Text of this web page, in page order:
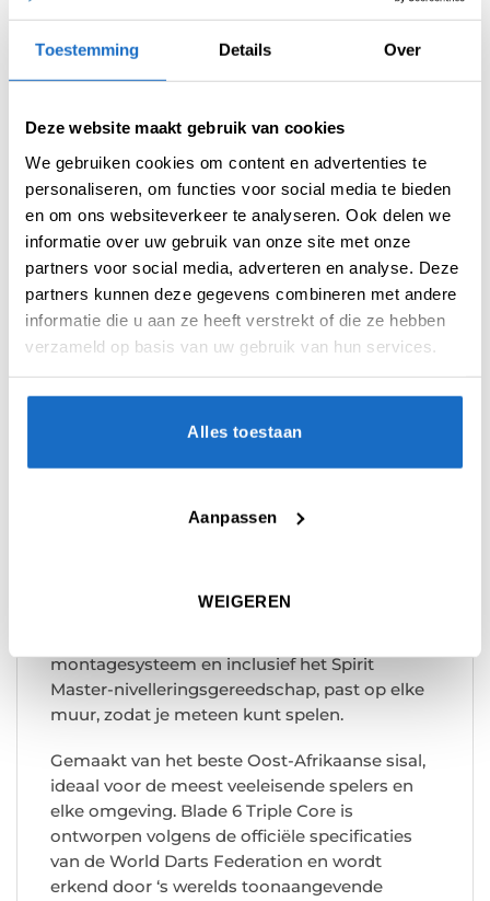
Toestemming Details Over
Deze website maakt gebruik van cookies
We gebruiken cookies om content en advertenties te
personaliseren, om functies voor social media te bieden
en om ons websiteverkeer te analyseren. Ook delen we
informatie over uw gebruik van onze site met onze
partners voor social media, adverteren en analyse. Deze
partners kunnen deze gegevens combineren met andere
informatie die u aan ze heeft verstrekt of die ze hebben
verzameld op basis van uw gebruik van hun services.
Alles toestaan
Aanpassen
WEIGEREN
De Triple Core Carbon heeft een geheel nieuw
gepatenteerd systeem met een naadloos
sisal. Het ultieme in dartbordconstructie, met
dartretentie en maximale score. Afgewerkt
met geheel nieuwe graphics en ‘s werelds
eerste lasergesneden anti-glare cijferring voor
de ultieme speelervaring.
Het baanbrekende webdesign van Blade heeft
het nieuwste ‘Density Control™’-draad voor
optimale vezeldichtheid en verbeterde
zones om optimale scorekracht te verzekeren.
De ultradunne draad met een hoek van 60°
buigt darts af in het scoregebied en zorgt voor
De volledig geharde bullseye en buitenste ring,
De Blade 6 Triple Core, uitgerust met het
montagesysteem en inclusief het Spirit
Master-nivelleringsgereedschap, past op elke
muur, zodat je meteen kunt spelen.
Gemaakt van het beste Oost-Afrikaanse sisal,
ideaal voor de meest veeleisende spelers en
elke omgeving. Blade 6 Triple Core is
ontworpen volgens de officiële specificaties
van de World Darts Federation en wordt
erkend door ‘s werelds toonaangevende